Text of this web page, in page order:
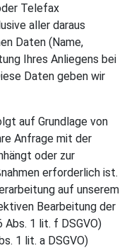
Telefax
aller daraus
Daten (Name,
Ihres Anliegens bei
Daten geben wir
auf Grundlage von
Anfrage mit der
oder zur
erforderlich ist.
auf unserem
Bearbeitung der
1 lit. f DSGVO)
1 lit. a DSGVO)